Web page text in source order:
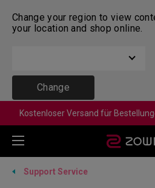
Change your region to view
your location and shop online.
Change
Kostenloser Versand für
Support Service